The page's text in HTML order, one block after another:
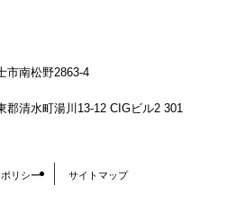
市南松野2863-4
郡清水町湯川13-12 CIGビル2 301
リシー サイトマップ